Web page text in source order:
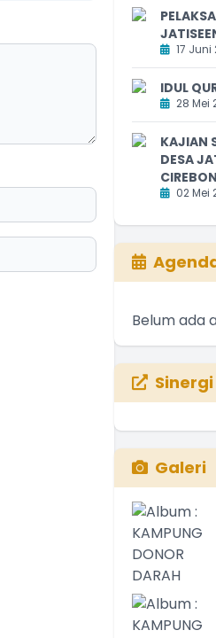
17 Juni
IDUL
28 Mei
KAJIAN
DESA
CIREBON
02 Mei
Belum ada
Galeri